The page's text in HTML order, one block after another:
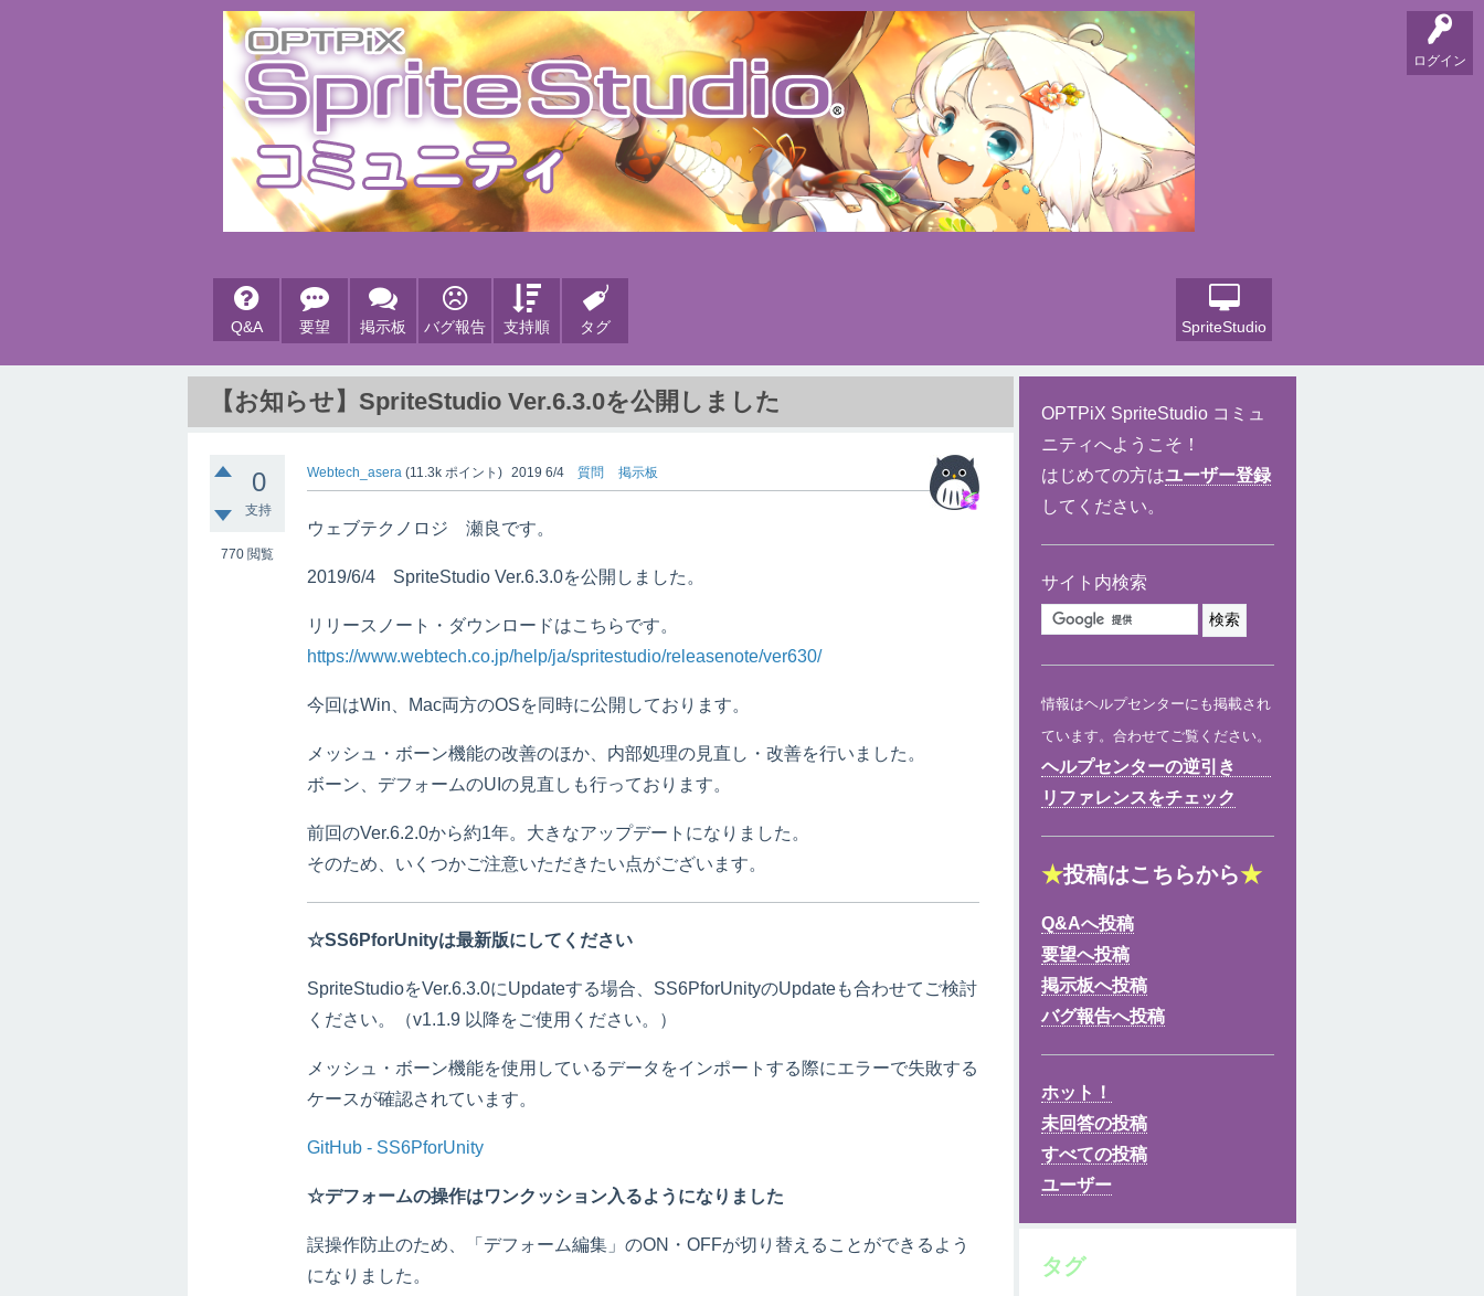
ログイン
Q&A 要望 掲示板 バグ報告 支持順 タグ SpriteStudio
【お知らせ】SpriteStudio Ver.6.3.0を公開しました
0
支持
770 閲覧
Webtech_asera (11.3k ポイント) 2019 6/4 質問 掲示板
ウェブテクノロジ 瀬良です。
2019/6/4 SpriteStudio Ver.6.3.0を公開しました。
リリースノート・ダウンロードはこちらです。
https://www.webtech.co.jp/help/ja/spritestudio/releasenote/ver630/
今回はWin、Mac両方のOSを同時に公開しております。
メッシュ・ボーン機能の改善のほか、内部処理の見直し・改善を行いました。
ボーン、デフォームのUIの見直しも行っております。
前回のVer.6.2.0から約1年。大きなアップデートになりました。
そのため、いくつかご注意いただきたい点がございます。
☆SS6PforUnityは最新版にしてください
SpriteStudioをVer.6.3.0にUpdateする場合、SS6PforUnityのUpdateも合わせてご検討
ください。（v1.1.9 以降をご使用ください。）
メッシュ・ボーン機能を使用しているデータをインポートする際にエラーで失敗する
ケースが確認されています。
GitHub - SS6PforUnity
☆デフォームの操作はワンクッション入るようになりました
誤操作防止のため、「デフォーム編集」のON・OFFが切り替えることができるよう
になりました。
OPTPiX SpriteStudio コミュ
ニティへようこそ！
はじめての方はユーザー登録
してください。
サイト内検索
情報はヘルプセンターにも掲載され
ています。合わせてご覧ください。
ヘルプセンターの逆引き
リファレンスをチェック
★投稿はこちらから★
Q&Aへ投稿
要望へ投稿
掲示板へ投稿
バグ報告へ投稿
ホット！
未回答の投稿
すべての投稿
ユーザー
タグ